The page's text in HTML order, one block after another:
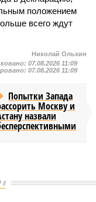
положением
всего ждут
Николай Ольхин
07.08.2026 11:09
07.08.2026 11:09
Попытки Запада
Москву и
назвали
0